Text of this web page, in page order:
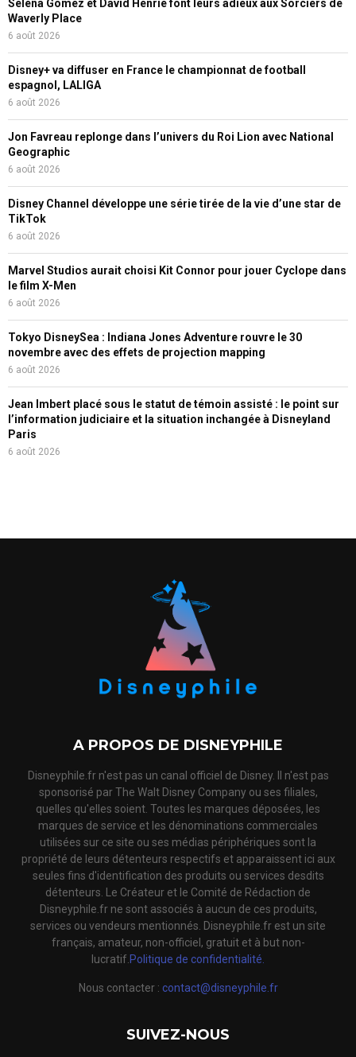
Selena Gomez et David Henrie font leurs adieux aux Sorciers de
Waverly Place
6 août 2026
Disney+ va diffuser en France le championnat de football
espagnol, LALIGA
6 août 2026
Jon Favreau replonge dans l’univers du Roi Lion avec National
Geographic
6 août 2026
Disney Channel développe une série tirée de la vie d’une star de
TikTok
6 août 2026
Marvel Studios aurait choisi Kit Connor pour jouer Cyclope dans
le film X-Men
6 août 2026
Tokyo DisneySea : Indiana Jones Adventure rouvre le 30
novembre avec des effets de projection mapping
6 août 2026
Jean Imbert placé sous le statut de témoin assisté : le point sur
l’information judiciaire et la situation inchangée à Disneyland
Paris
6 août 2026
A PROPOS DE DISNEYPHILE
Disneyphile.fr n'est pas un canal officiel de Disney. Il n'est pas
sponsorisé par The Walt Disney Company ou ses filiales,
quelles qu'elles soient. Toutes les marques déposées, les
marques de service et les dénominations commerciales
utilisées sur ce site ou ses médias périphériques sont la
propriété de leurs détenteurs respectifs et apparaissent ici aux
seules fins d'identification des produits ou services desdits
détenteurs. Le Créateur et le Comité de Rédaction de
Disneyphile.fr ne sont associés à aucun de ces produits,
services ou vendeurs mentionnés. Disneyphile.fr est un site
français, amateur, non-officiel, gratuit et à but non-
lucratif. Politique de confidentialité.
Nous contacter : contact@disneyphile.fr
SUIVEZ-NOUS